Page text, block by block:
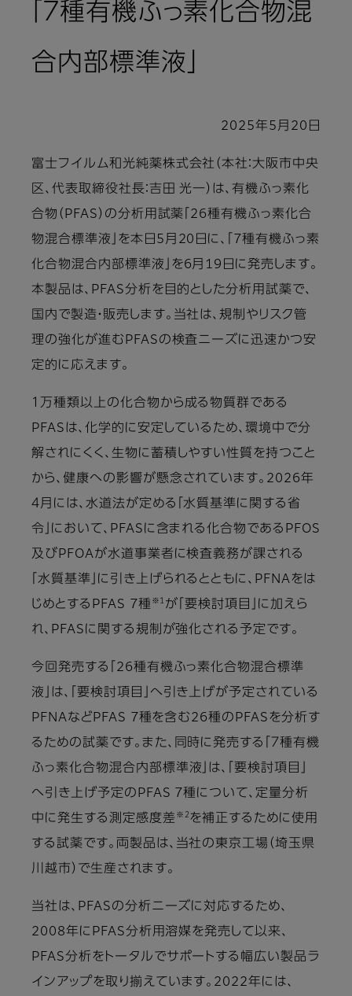
「７種有機ふっ素化合物混
合内部標準液」
2025年5月20日
富士フイルム和光純薬株式会社（本社：大阪市中央
区、代表取締役社長：吉田 光一）は、有機ふっ素化
合物（PFAS）の分析用試薬「26種有機ふっ素化合
物混合標準液」を本日5月20日に、「7種有機ふっ素
化合物混合内部標準液」を6月19日に発売します。
本製品は、PFAS分析を目的とした分析用試薬で、
国内で製造・販売します。当社は、規制やリスク管
理の強化が進むPFASの検査ニーズに迅速かつ安
定的に応えます。
１万種類以上の化合物から成る物質群である
PFASは、化学的に安定しているため、環境中で分
解されにくく、生物に蓄積しやすい性質を持つこと
から、健康への影響が懸念されています。2026年
４月には、水道法が定める「水質基準に関する省
令」において、PFASに含まれる化合物であるPFOS
及びPFOAが水道事業者に検査義務が課される
「水質基準」に引き上げられるとともに、PFNAをは
じめとするPFAS 7種 ※1 が「要検討項目」に加えら
れ、PFASに関する規制が強化される予定です。
今回発売する「26種有機ふっ素化合物混合標準
液」は、「要検討項目」へ引き上げが予定されている
PFNAなどPFAS 7種を含む26種のPFASを分析す
るための試薬です。また、同時に発売する「７種有機
ふっ素化合物混合内部標準液」は、「要検討項目」
へ引き上げ予定のPFAS 7種について、定量分析
中に発生する測定感度差 ※2 を補正するために使用
する試薬です。両製品は、当社の東京工場（埼玉県
川越市）で生産されます。
当社は、PFASの分析ニーズに対応するため、
2008年にPFAS分析用溶媒を発売して以来、
PFAS分析をトータルでサポートする幅広い製品ラ
インアップを取り揃えています。2022年には、